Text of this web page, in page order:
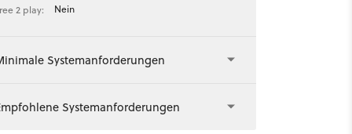
2 play:
Nein
Systemanforderungen
Systemanforderungen